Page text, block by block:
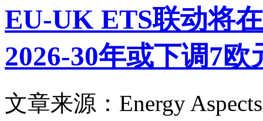
EU-UK ETS联动将
2026-30年或下调7欧
文章来源：Energy Aspects